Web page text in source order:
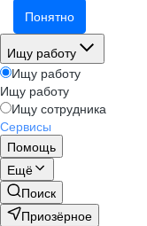
Понятно
Ищу работу
Ищу работу
Ищу работу
Ищу сотрудника
Сервисы
Помощь
Ещё
Поиск
Приозёрное